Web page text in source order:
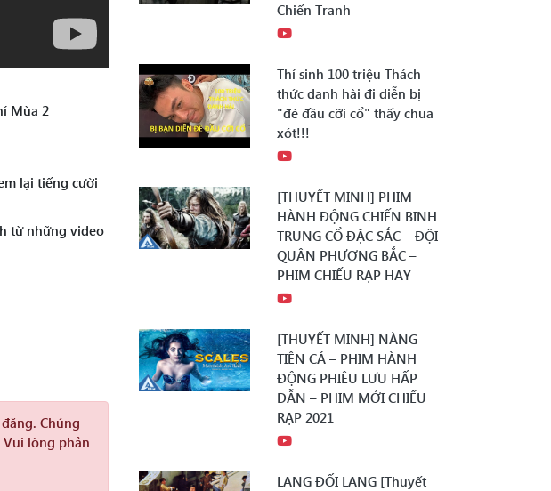
Mùa 2
lại tiếng cười
từ những video
Chúng
lòng phản
Chiến Tranh
Thí sinh 100 triệu Thách
thức danh hài đi diễn bị
"đè đầu cỡi cổ" thấy chua
xót!!!
[THUYẾT MINH] PHIM
HÀNH ĐỘNG CHIẾN BINH
TRUNG CỔ ĐẶC SẮC – ĐỘI
QUÂN PHƯƠNG BẮC –
PHIM CHIẾU RẠP HAY
[THUYẾT MINH] NÀNG
TIÊN CÁ – PHIM HÀNH
ĐỘNG PHIÊU LƯU HẤP
DẪN – PHIM MỚI CHIẾU
RẠP 2021
LANG ĐỐI LANG [Thuyết